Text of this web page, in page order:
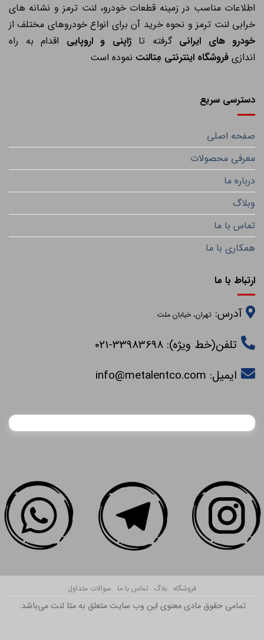
اطلاعات مناسب در زمینه قطعات خودرو، لنت ترمز و نشانه های
خرابی لنت ترمز و نحوه خرید آن برای انواع خودروهای مختلف از
خودرو های ایرانیگرفته تاژاپنی و اروپاییاقدام به راه
اندازیفروشگاه اینترنتی مِتالنتنموده است
دسترسی سریع
صفحه اصلی
معرفی محصولات
درباره ما
وبلاگ
تماس با ما
همکاری با ما
ارتباط با ما
آدرس:تهران، خیابان ملت
تلفن(خط ویژه): 33983698-021
ایمیل:info@metalentco.com
فروشگاه بلاگ تماس با ما سوالات متداول
تمامی حقوق مادی معنوی این وب سایت متعلق به متا لنت می‌باشد.